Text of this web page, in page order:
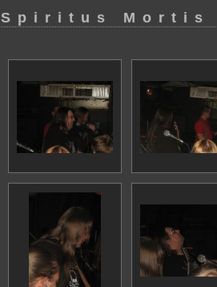
Spiritus Mortis